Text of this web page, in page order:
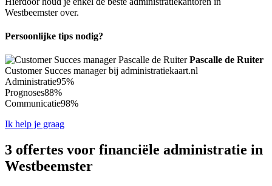
Westbeemster over.
Persoonlijke tips nodig?
Pascalle de Ruiter
Customer Succes manager bij administratiekaart.nl
Administratie95%
Prognoses88%
Communicatie98%
Ik help je graag
3 offertes voor financiële administratie in
Westbeemster